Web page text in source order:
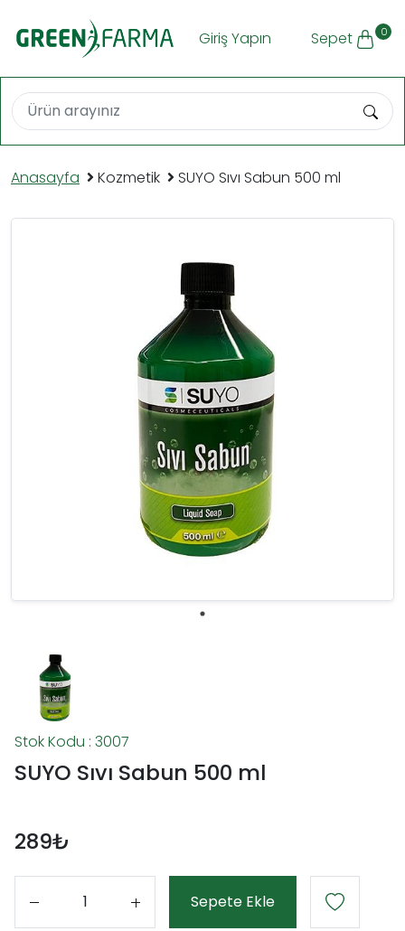
Giriş Yapın Sepet 0
Anasayfa Kozmetik SUYO Sıvı Sabun 500 ml
Stok Kodu : 3007
SUYO Sıvı Sabun 500 ml
289₺
Sepete Ekle